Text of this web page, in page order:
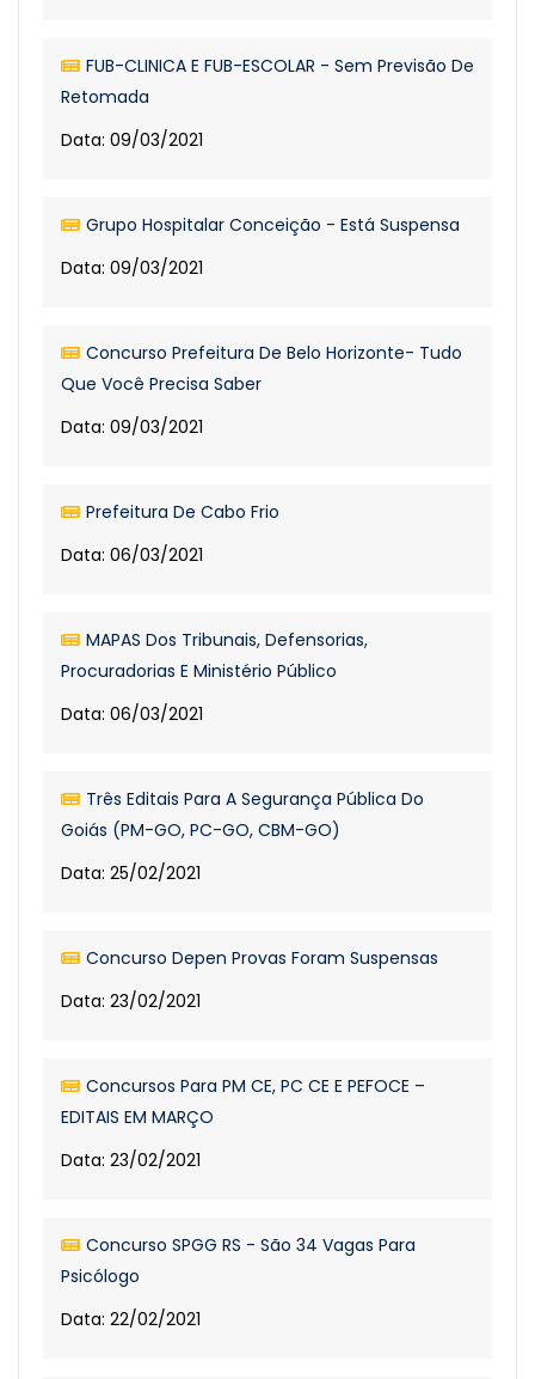
FUB-CLINICA E FUB-ESCOLAR - Sem Previsão De
Retomada
Data: 09/03/2021
Grupo Hospitalar Conceição - Está Suspensa
Data: 09/03/2021
Concurso Prefeitura De Belo Horizonte- Tudo
Que Você Precisa Saber
Data: 09/03/2021
Prefeitura De Cabo Frio
Data: 06/03/2021
MAPAS Dos Tribunais, Defensorias,
Procuradorias E Ministério Público
Data: 06/03/2021
Três Editais Para A Segurança Pública Do
Goiás (PM-GO, PC-GO, CBM-GO)
Data: 25/02/2021
Concurso Depen Provas Foram Suspensas
Data: 23/02/2021
Concursos Para PM CE, PC CE E PEFOCE –
EDITAIS EM MARÇO
Data: 23/02/2021
Concurso SPGG RS - São 34 Vagas Para
Psicólogo
Data: 22/02/2021